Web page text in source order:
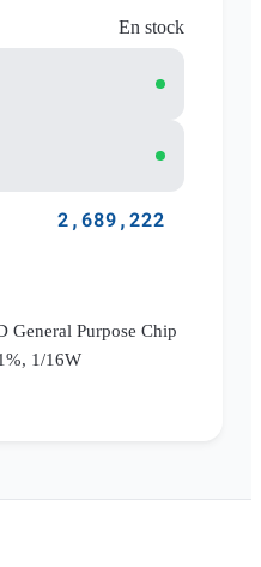
En stock
2,689,222
General Purpose Chip
1/16W